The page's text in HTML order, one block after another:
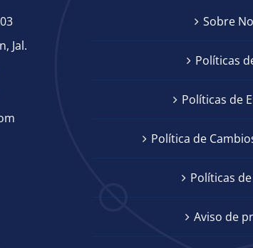
Jal.
Sobre
Políticas
Políticas de
Política de
Políticas
Aviso de